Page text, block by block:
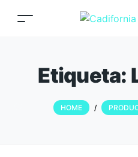
Etiqueta:
HOME /